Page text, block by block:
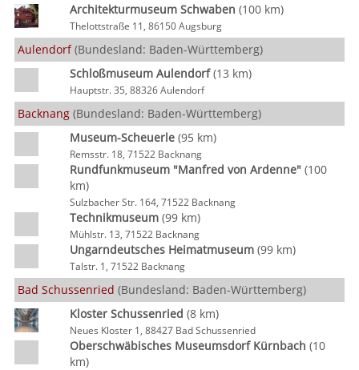
Architekturmuseum Schwaben (100 km)
Thelottstraße 11, 86150 Augsburg
Aulendorf(Bundesland: Baden-Württemberg)
Schloßmuseum Aulendorf(13 km)
Hauptstr. 35, 88326 Aulendorf
Backnang (Bundesland: Baden-Württemberg)
Museum-Scheuerle(95 km)
Remsstr. 18, 71522 Backnang
Rundfunkmuseum "Manfred von Ardenne"(100
km)
Sulzbacher Str. 164, 71522 Backnang
Technikmuseum(99 km)
Mühlstr. 13, 71522 Backnang
Ungarndeutsches Heimatmuseum(99 km)
Talstr. 1, 71522 Backnang
Bad Schussenried (Bundesland: Baden-Württemberg)
Kloster Schussenried (8 km)
Neues Kloster 1, 88427 Bad Schussenried
Oberschwäbisches Museumsdorf Kürnbach (10
km)